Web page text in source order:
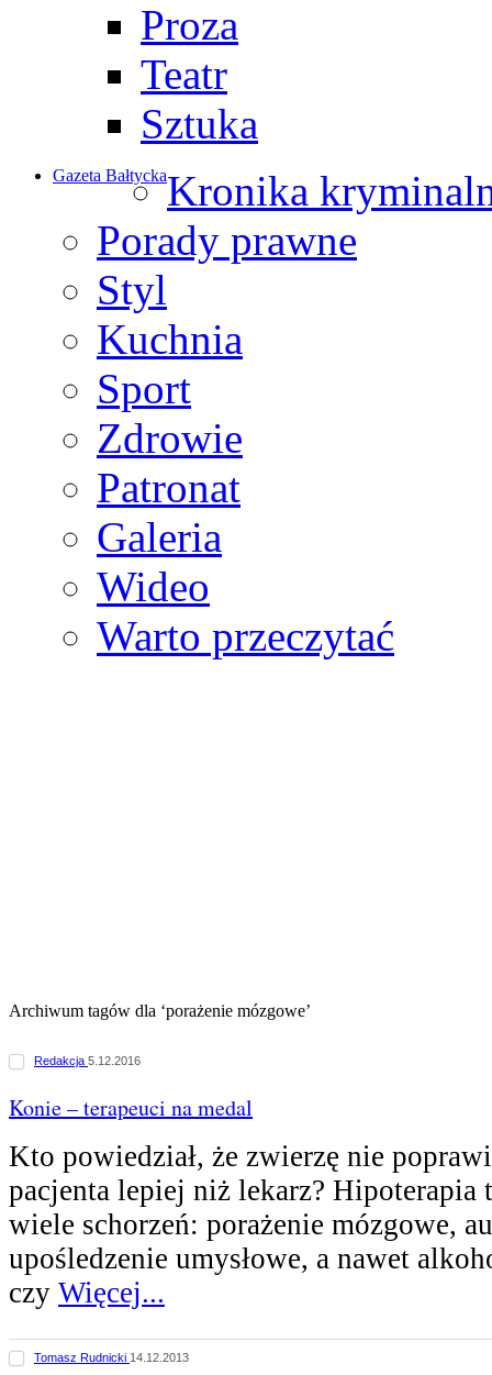
Proza
Teatr
Sztuka
Gazeta BałtyckaKronika
Porady prawne
Styl
Kuchnia
Sport
Zdrowie
Patronat
Galeria
Wideo
Warto przeczytać
Archiwum tagów dla ‘porażenie mózgowe’
Redakcja 5.12.2016
Konie – terapeuci na medal
Kto powiedział, że zwierzę nie
pacjenta lepiej niż lekarz? Hipoterapia
wiele schorzeń: porażenie mózgowe,
upośledzenie umysłowe, a nawet
czy Więcej...
Tomasz Rudnicki 14.12.2013